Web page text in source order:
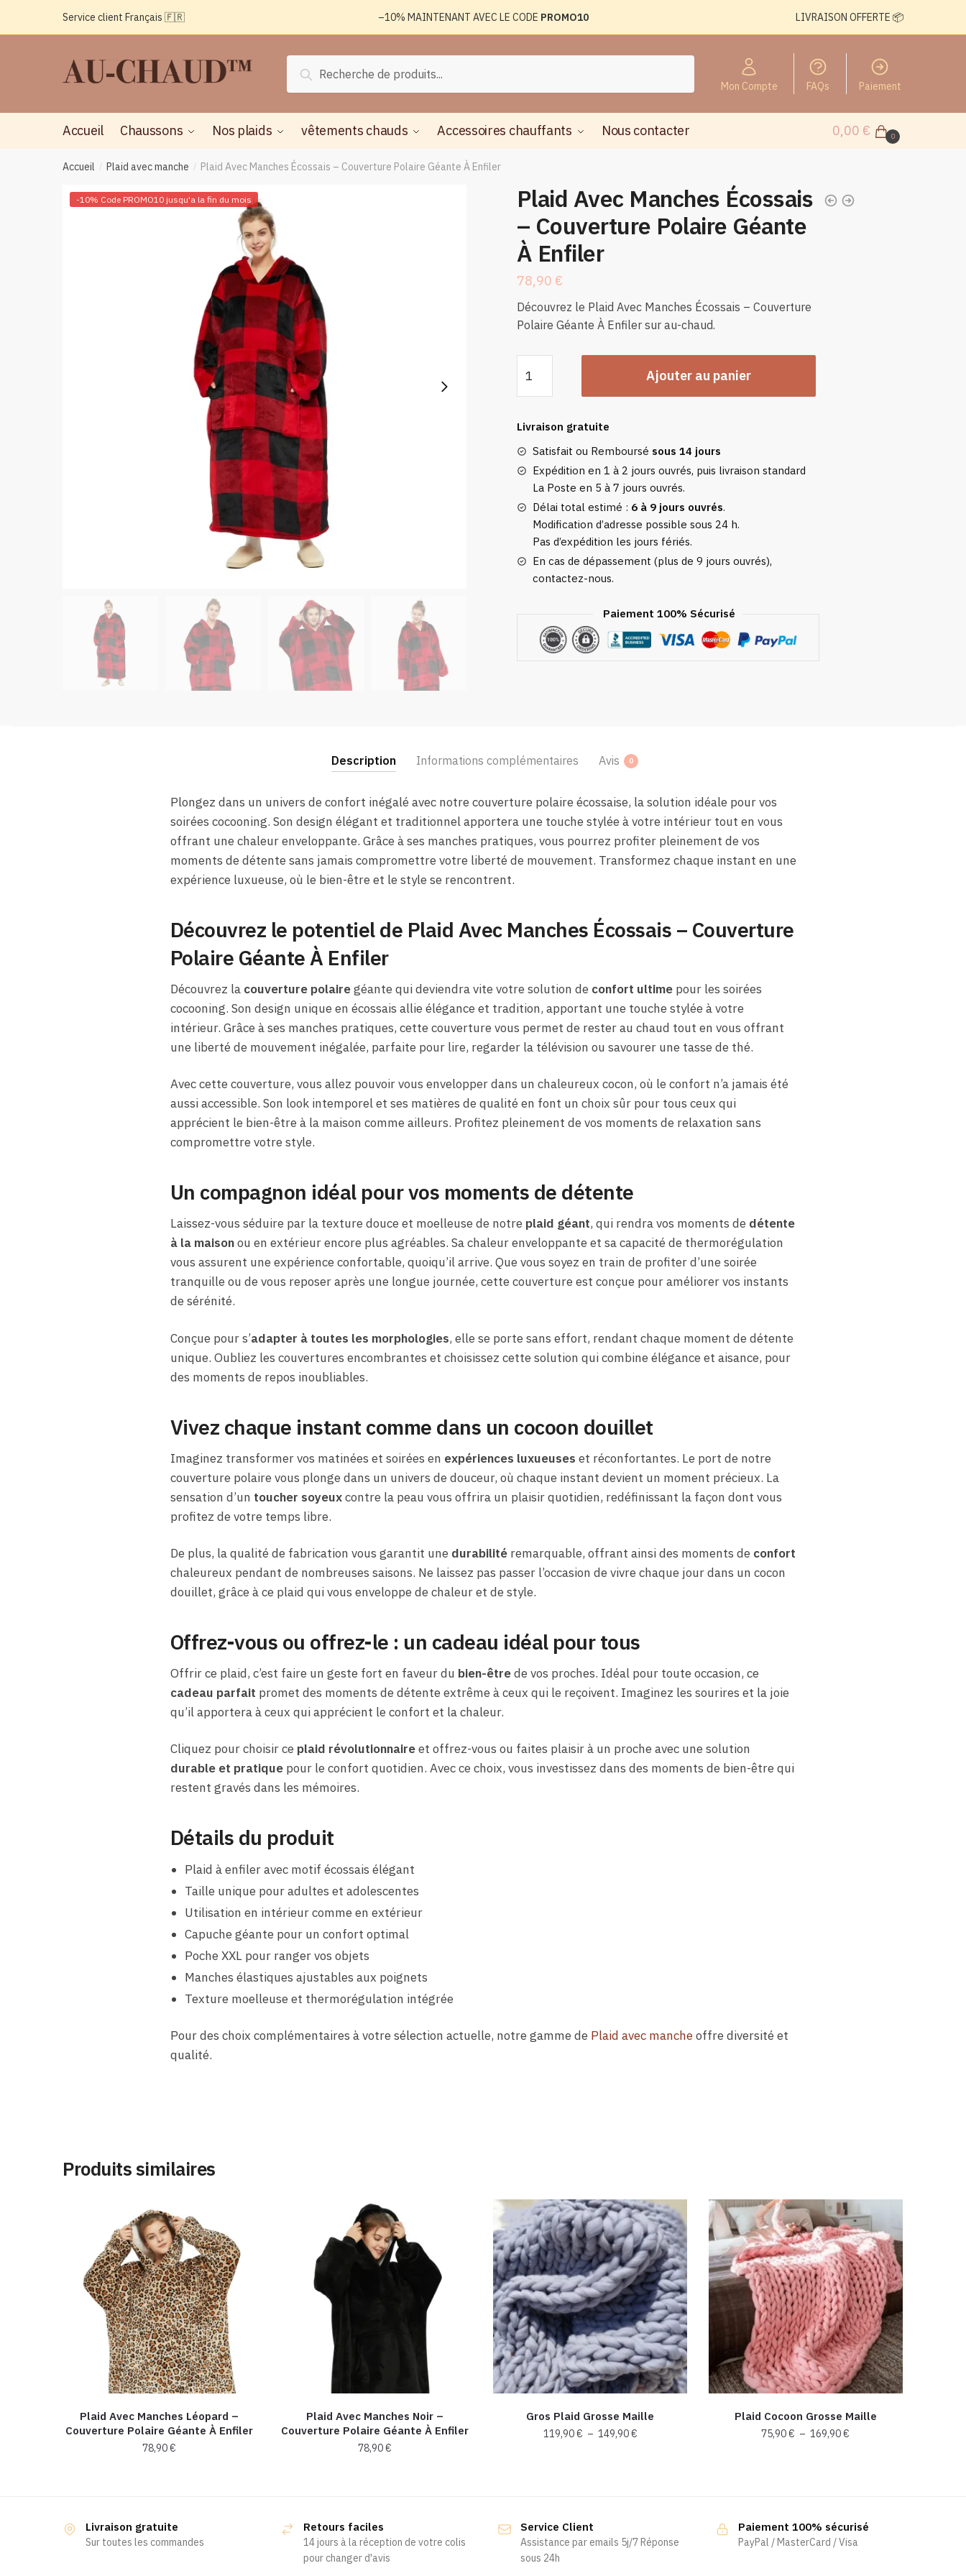
Service client Français 🇫🇷 –10% MAINTENANT AVEC LE CODE PROMO10 LIVRAISON OFFERTE 📦
pour :
Recherche
Mon Compte FAQs Paiement
Accueil Chaussons Nos plaids vêtements chauds Accessoires chauffants Nous contacter 0,00 € 0
Accueil / Plaid avec manche / Plaid Avec Manches Écossais – Couverture Polaire Géante À Enfiler
-10% Code PROMO10 jusqu'a la fin du mois
Plaid Avec Manches Écossais
– Couverture Polaire Géante
À Enfiler
78,90 €
Découvrez le Plaid Avec Manches Écossais – Couverture
Polaire Géante À Enfiler sur au-chaud.
de
Plaid
Manches
Écossais
-
Couverture
Polaire
Géante
Enfiler
Ajouter au panier
Livraison gratuite
Satisfait ou Remboursé sous 14 jours
Expédition en 1 à 2 jours ouvrés, puis livraison standard
La Poste en 5 à 7 jours ouvrés.
Délai total estimé : 6 à 9 jours ouvrés.
Modification d’adresse possible sous 24 h.
Pas d’expédition les jours fériés.
En cas de dépassement (plus de 9 jours ouvrés),
contactez-nous.
Paiement 100% Sécurisé
Description Informations complémentaires Avis 0
Plongez dans un univers de confort inégalé avec notre couverture polaire écossaise, la solution idéale pour vos
soirées cocooning. Son design élégant et traditionnel apportera une touche stylée à votre intérieur tout en vous
offrant une chaleur enveloppante. Grâce à ses manches pratiques, vous pourrez profiter pleinement de vos
moments de détente sans jamais compromettre votre liberté de mouvement. Transformez chaque instant en une
expérience luxueuse, où le bien-être et le style se rencontrent.
Découvrez le potentiel de Plaid Avec Manches Écossais – Couverture
Polaire Géante À Enfiler
Découvrez la couverture polairegéante qui deviendra vite votre solution de confort ultimepour les soirées
cocooning. Son design unique en écossais allie élégance et tradition, apportant une touche stylée à votre
intérieur. Grâce à ses manches pratiques, cette couverture vous permet de rester au chaud tout en vous offrant
une liberté de mouvement inégalée, parfaite pour lire, regarder la télévision ou savourer une tasse de thé.
Avec cette couverture, vous allez pouvoir vous envelopper dans un chaleureux cocon, où le confort n’a jamais été
aussi accessible. Son look intemporel et ses matières de qualité en font un choix sûr pour tous ceux qui
apprécient le bien-être à la maison comme ailleurs. Profitez pleinement de vos moments de relaxation sans
compromettre votre style.
Un compagnon idéal pour vos moments de détente
Laissez-vous séduire par la texture douce et moelleuse de notre plaid géant, qui rendra vos moments de détente
à la maisonou en extérieur encore plus agréables. Sa chaleur enveloppante et sa capacité de thermorégulation
vous assurent une expérience confortable, quoiqu’il arrive. Que vous soyez en train de profiter d’une soirée
tranquille ou de vous reposer après une longue journée, cette couverture est conçue pour améliorer vos instants
de sérénité.
Conçue pour s’adapter à toutes les morphologies, elle se porte sans effort, rendant chaque moment de détente
unique. Oubliez les couvertures encombrantes et choisissez cette solution qui combine élégance et aisance, pour
des moments de repos inoubliables.
Vivez chaque instant comme dans un cocoon douillet
Imaginez transformer vos matinées et soirées en expériences luxueuses et réconfortantes. Le port de notre
couverture polaire vous plonge dans un univers de douceur, où chaque instant devient un moment précieux. La
sensation d’un toucher soyeuxcontre la peau vous offrira un plaisir quotidien, redéfinissant la façon dont vous
profitez de votre temps libre.
De plus, la qualité de fabrication vous garantit une durabilitéremarquable, offrant ainsi des moments de confort
chaleureux pendant de nombreuses saisons. Ne laissez pas passer l’occasion de vivre chaque jour dans un cocon
douillet, grâce à ce plaid qui vous enveloppe de chaleur et de style.
Offrez-vous ou offrez-le : un cadeau idéal pour tous
Offrir ce plaid, c’est faire un geste fort en faveur du bien-êtrede vos proches. Idéal pour toute occasion, ce
cadeau parfait promet des moments de détente extrême à ceux qui le reçoivent. Imaginez les sourires et la joie
qu’il apportera à ceux qui apprécient le confort et la chaleur.
Cliquez pour choisir ce plaid révolutionnaireet offrez-vous ou faites plaisir à un proche avec une solution
durable et pratiquepour le confort quotidien. Avec ce choix, vous investissez dans des moments de bien-être qui
restent gravés dans les mémoires.
Détails du produit
Plaid à enfiler avec motif écossais élégant
Taille unique pour adultes et adolescentes
Utilisation en intérieur comme en extérieur
Capuche géante pour un confort optimal
Poche XXL pour ranger vos objets
Manches élastiques ajustables aux poignets
Texture moelleuse et thermorégulation intégrée
Pour des choix complémentaires à votre sélection actuelle, notre gamme de Plaid avec mancheoffre diversité et
qualité.
Produits similaires
Plaid Avec Manches Léopard –
Couverture Polaire Géante À Enfiler
78,90€
Plaid Avec Manches Noir –
Couverture Polaire Géante À Enfiler
78,90€
Gros Plaid Grosse Maille
119,90€ – 149,90€Plage
variations.
Plaid Cocoon Grosse Maille
75,90€ – 169,90€
variations.
Livraison gratuite
Sur toutes les commandes
Retours faciles
14 jours à la réception de votre colis
pour changer d'avis
Service Client
Assistance par emails 5j/7 Réponse
sous 24h
Paiement 100% sécurisé
PayPal / MasterCard / Visa